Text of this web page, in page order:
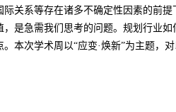
际关系等存在诸多不确定性因素的前
是急需我们思考的问题。规划行业
本次学术周以“应变·焕新”为主题，